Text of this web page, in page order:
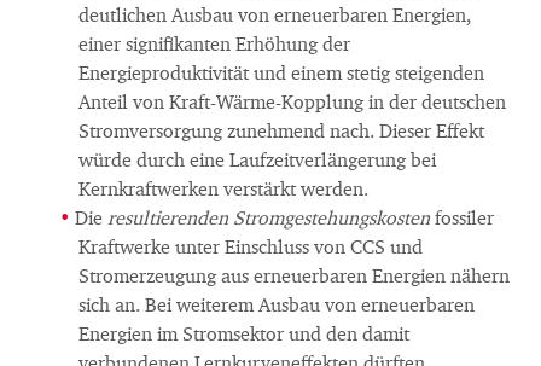
deutlichen Ausbau von erneuerbaren Energien,
einer signifikanten Erhöhung der
Energieproduktivität und einem stetig steigenden
Anteil von Kraft-Wärme-Kopplung in der deutschen
Stromversorgung zunehmend nach. Dieser Effekt
würde durch eine Laufzeitverlängerung bei
Kernkraftwerken verstärkt werden.
Die resultierenden Stromgestehungskosten fossiler
Kraftwerke unter Einschluss von CCS und
Stromerzeugung aus erneuerbaren Energien nähern
sich an. Bei weiterem Ausbau von erneuerbaren
Energien im Stromsektor und den damit